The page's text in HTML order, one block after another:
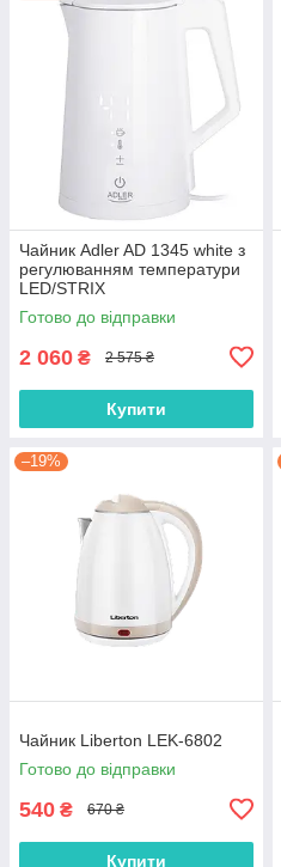
Чайник Adler AD 1345 white з
регулюванням температури
LED/STRIX
Готово до відправки
2 060 ₴ 2 575 ₴
Купити
–19%
Чайник Liberton LEK-6802
Готово до відправки
540 ₴ 670 ₴
Купити